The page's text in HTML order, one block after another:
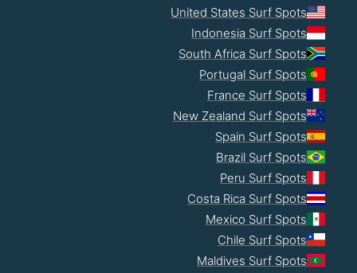
United States Surf Spots
Indonesia Surf Spots
South Africa Surf Spots
Portugal Surf Spots
France Surf Spots
New Zealand Surf Spots
Spain Surf Spots
Brazil Surf Spots
Peru Surf Spots
Costa Rica Surf Spots
Mexico Surf Spots
Chile Surf Spots
Maldives Surf Spots